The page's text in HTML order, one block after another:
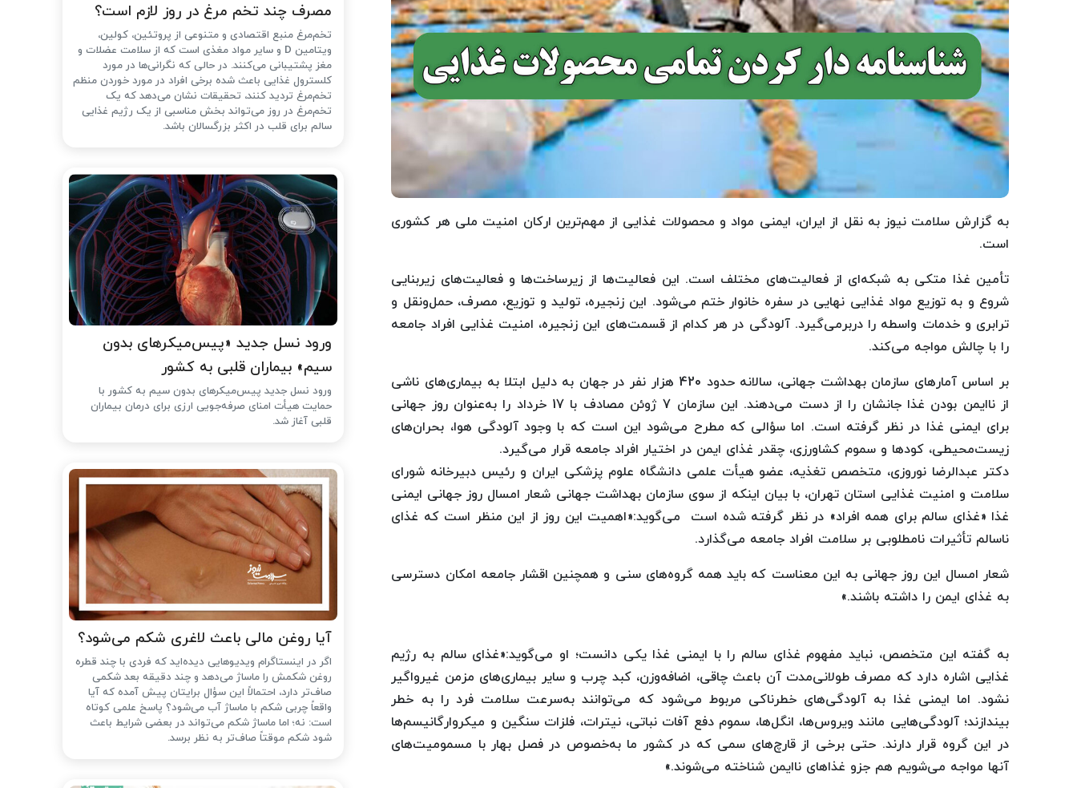
به گزارش سلامت نیوز به نقل از ایران، ایمنی مواد و محصولات غذایی از مهم‌ترین ارکان امنیت ملی هر کشوری
است.
تأمین غذا متکی به شبکه‌ای از فعالیت‌های مختلف است. این فعالیت‌ها از زیرساخت‌ها و فعالیت‌های زیربنایی
شروع و به توزیع مواد غذایی نهایی در سفره خانوار ختم می‌شود. این زنجیره، تولید و توزیع، مصرف، حمل‌ونقل و
ترابری و خدمات واسطه را دربرمی‌گیرد. آلودگی در هر کدام از قسمت‌های این زنجیره، امنیت غذایی افراد جامعه
را با چالش مواجه می‌کند.
بر اساس آمارهای سازمان بهداشت جهانی، سالانه حدود 420 هزار نفر در جهان به دلیل ابتلا به بیماری‌های ناشی
از ناایمن بودن غذا جانشان را از دست می‌دهند. این سازمان 7 ژوئن مصادف با 17 خرداد را به‌عنوان روز جهانی
برای ایمنی غذا در نظر گرفته است. اما سؤالی که مطرح می‌شود این است که با وجود آلودگی هوا، بحران‌های
زیست‌محیطی، کودها و سموم کشاورزی، چقدر غذای ایمن در اختیار افراد جامعه قرار می‌گیرد.
دکتر عبدالرضا نوروزی، متخصص تغذیه، عضو هیأت علمی دانشگاه علوم پزشکی ایران و رئیس دبیرخانه شورای
سلامت و امنیت غذایی استان تهران، با بیان اینکه از سوی سازمان بهداشت جهانی شعار امسال روز جهانی ایمنی
غذا «غذای سالم برای همه افراد» در نظر گرفته شده است می‌گوید:«اهمیت این روز از این منظر است که غذای
ناسالم تأثیرات نامطلوبی بر سلامت افراد جامعه می‌گذارد.
شعار امسال این روز جهانی به این معناست که باید همه گروه‌های سنی و همچنین اقشار جامعه امکان دسترسی
به غذای ایمن را داشته باشند.»
به گفته این متخصص، نباید مفهوم غذای سالم را با ایمنی غذا یکی دانست؛ او می‌گوید:«غذای سالم به رژیم
غذایی اشاره دارد که مصرف طولانی‌مدت آن باعث چاقی، اضافه‌وزن، کبد چرب و سایر بیماری‌های مزمن غیرواگیر
نشود. اما ایمنی غذا به آلودگی‌های خطرناکی مربوط می‌شود که می‌توانند به‌سرعت سلامت فرد را به خطر
بیندازند؛ آلودگی‌هایی مانند ویروس‌ها، انگل‌ها، سموم دفع آفات نباتی، نیترات، فلزات سنگین و میکروارگانیسم‌ها
در این گروه قرار دارند. حتی برخی از قارچ‌های سمی که در کشور ما به‌خصوص در فصل بهار با مسمومیت‌های
آنها مواجه می‌شویم هم جزو غذاهای ناایمن شناخته می‌شوند.»
مصرف چند تخم مرغ در روز لازم است؟
تخم‌مرغ منبع اقتصادی و متنوعی از پروتئین، کولین،
ویتامین D و سایر مواد مغذی است که از سلامت عضلات و
مغز پشتیبانی می‌کنند. در حالی که نگرانی‌ها در مورد
کلسترول غذایی باعث شده ‌برخی افراد در مورد خوردن منظم
تخم‌مرغ تردید کنند، تحقیقات نشان می‌دهد که یک
تخم‌مرغ در روز می‌تواند بخش مناسبی از یک رژیم غذایی
سالم برای قلب در اکثر بزرگسالان باشد.
ورود نسل جدید «پیس‌میکرهای بدون
سیم» بیماران قلبی به کشور
ورود نسل جدید پیس‌میکرهای بدون سیم به کشور با
حمایت هیأت امنای صرفه‌جویی ارزی برای درمان بیماران
قلبی آغاز شد.
آیا روغن مالی باعث لاغری شکم می‌شود؟
اگر در اینستاگرام ویدیوهایی دیده‌اید که فردی با چند قطره
روغن شکمش را ماساژ می‌دهد و چند دقیقه بعد شکمی
صاف‌تر دارد، احتمالاً این سؤال برایتان پیش آمده که آیا
واقعاً چربی شکم با ماساژ آب می‌شود؟ پاسخ علمی کوتاه
است: نه؛ اما ماساژ شکم می‌تواند در بعضی شرایط باعث
شود شکم موقتاً صاف‌تر به نظر برسد.